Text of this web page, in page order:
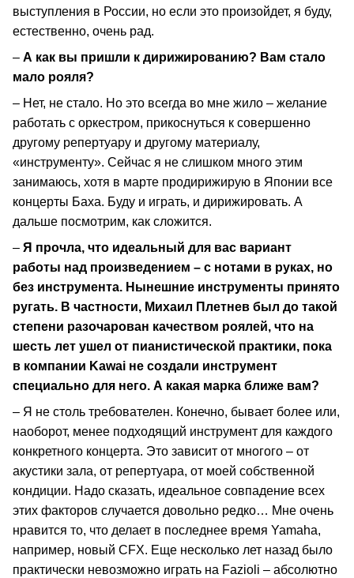
выступления в России, но если это произойдет, я буду,
естественно, очень рад.
– А как вы пришли к дирижированию? Вам стало
мало рояля?
– Нет, не стало. Но это всегда во мне жило – желание
работать с оркестром, прикоснуться к совершенно
другому репертуару и другому материалу,
«инструменту». Сейчас я не слишком много этим
занимаюсь, хотя в марте продирижирую в Японии все
концерты Баха. Буду и играть, и дирижировать. А
дальше посмотрим, как сложится.
– Я прочла, что идеальный для вас вариант
работы над произведением – с нотами в руках, но
без инструмента. Нынешние инструменты принято
ругать. В частности, Михаил Плетнев был до такой
степени разочарован качеством роялей, что на
шесть лет ушел от пианистической практики, пока
в компании Kawai не создали инструмент
специально для него. А какая марка ближе вам?
– Я не столь требователен. Конечно, бывает более или,
наоборот, менее подходящий инструмент для каждого
конкретного концерта. Это зависит от многого – от
акустики зала, от репертуара, от моей собственной
кондиции. Надо сказать, идеальное совпадение всех
этих факторов случается довольно редко… Мне очень
нравится то, что делает в последнее время Yamaha,
например, новый CFX. Еще несколько лет назад было
практически невозможно играть на Fazioli – абсолютно